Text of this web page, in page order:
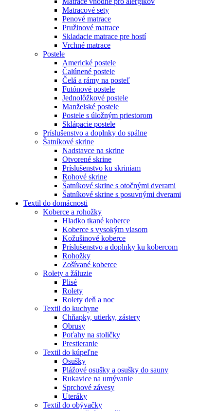
Matracové sety
Penové matrace
Pružinové matrace
Skladacie matrace pre hostí
Vrchné matrace
Postele
Americké postele
Čalúnené postele
Čelá a rámy na posteľ
Futónové postele
Jednolôžkové postele
Manželské postele
Postele s úložným priestorom
Sklápacie postele
Príslušenstvo a doplnky do spálne
Šatníkové skrine
Nadstavce na skrine
Otvorené skrine
Príslušenstvo ku skriniam
Rohové skrine
Šatníkové skrine s otočnými dverami
Šatníkové skrine s posuvnými dverami
Textil do domácnosti
Koberce a rohožky
Hladko tkané koberce
Koberce s vysokým vlasom
Kožušinové koberce
Príslušenstvo a doplnky ku kobercom
Rohožky
Zošívané koberce
Rolety a žáluzie
Plisé
Rolety
Rolety deň a noc
Textil do kuchyne
Chňapky, utierky, zástery
Obrusy
Poťahy na stoličky
Prestieranie
Textil do kúpeľne
Osušky
Plážové osušky a osušky do sauny
Rukavice na umývanie
Sprchové závesy
Uteráky
Textil do obývačky